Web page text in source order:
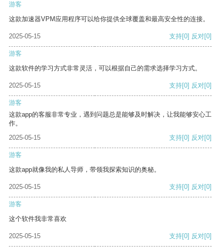
游客
这款加速器VPM应用程序可以给你提供全球覆盖和最高安全性的连接。
2025-05-15 支持[0] 反对[0]
游客
这款软件的学习方式非常灵活，可以根据自己的需求选择学习方式。
2025-05-15 支持[0] 反对[0]
游客
这款app的客服非常专业，遇到问题总是能够及时解决，让我能够安心工
作。
2025-05-15
支持[0] 反对[0]
游客
这款app就像我的私人导师，带领我探索知识的奥秘。
2025-05-15 支持[0] 反对[0]
游客
这个软件我非常喜欢
2025-05-15 支持[0] 反对[0]